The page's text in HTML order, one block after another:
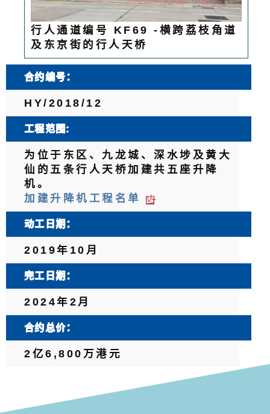
行人通道编号 KF69 -横跨荔枝角道
及东京街的行人天桥
合约编号：
HY/2018/12
工程范围:
为位于东区、九龙城、深水埗及黄大
仙的五条行人天桥加建共五座升降
机。
加建升降机工程名单
动工日期：
2019年10月
完工日期：
2024年2月
合约总价：
2亿6,800万港元